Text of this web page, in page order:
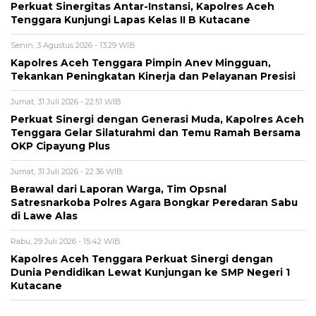
Perkuat Sinergitas Antar-Instansi, Kapolres Aceh
Tenggara Kunjungi Lapas Kelas II B Kutacane
Senin, 3 Agustus 2026 - 13:29 WIB
Kapolres Aceh Tenggara Pimpin Anev Mingguan,
Tekankan Peningkatan Kinerja dan Pelayanan Presisi
Jumat, 31 Juli 2026 - 22:51 WIB
Perkuat Sinergi dengan Generasi Muda, Kapolres Aceh
Tenggara Gelar Silaturahmi dan Temu Ramah Bersama
OKP Cipayung Plus
Jumat, 31 Juli 2026 - 22:36 WIB
Berawal dari Laporan Warga, Tim Opsnal
Satresnarkoba Polres Agara Bongkar Peredaran Sabu
di Lawe Alas
Rabu, 29 Juli 2026 - 15:42 WIB
Kapolres Aceh Tenggara Perkuat Sinergi dengan
Dunia Pendidikan Lewat Kunjungan ke SMP Negeri 1
Kutacane